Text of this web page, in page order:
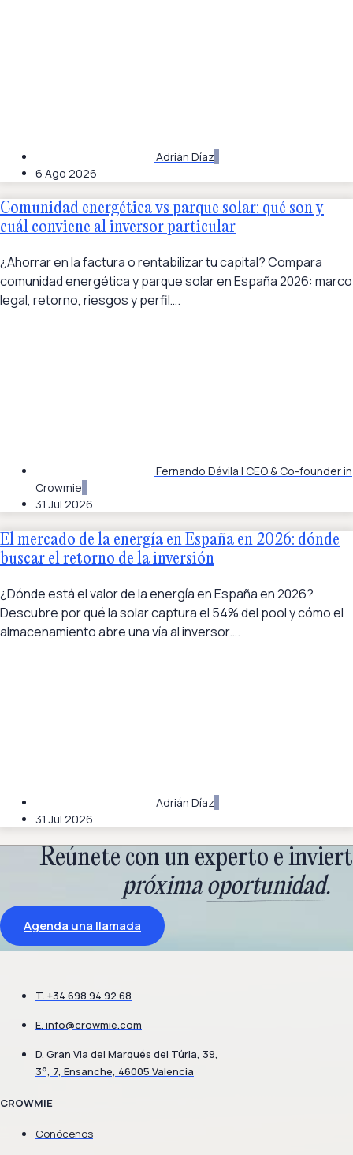
Adrián Díaz
6 Ago 2026
Comunidad energética vs parque solar: qué son y
cuál conviene al inversor particular
¿Ahorrar en la factura o rentabilizar tu capital? Compara
comunidad energética y parque solar en España 2026: marco
legal, retorno, riesgos y perfil….
Fernando Dávila | CEO & Co-founder in
Crowmie
31 Jul 2026
El mercado de la energía en España en 2026: dónde
buscar el retorno de la inversión
¿Dónde está el valor de la energía en España en 2026?
Descubre por qué la solar captura el 54% del pool y cómo el
almacenamiento abre una vía al inversor….
Adrián Díaz
31 Jul 2026
Reúnete con un experto e
próxima oportunidad.
Agenda una llamada
T. +34 698 94 92 68
E. info@crowmie.com
D. Gran Via del Marqués del Túria, 39,
3°, 7, Ensanche, 46005 Valencia
CROWMIE
Conócenos